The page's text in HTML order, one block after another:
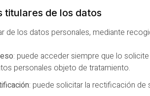
titulares de los datos
de los datos personales, mediante
: puede acceder siempre que lo
personales objeto de tratamiento.
: puede solicitar la rectificación